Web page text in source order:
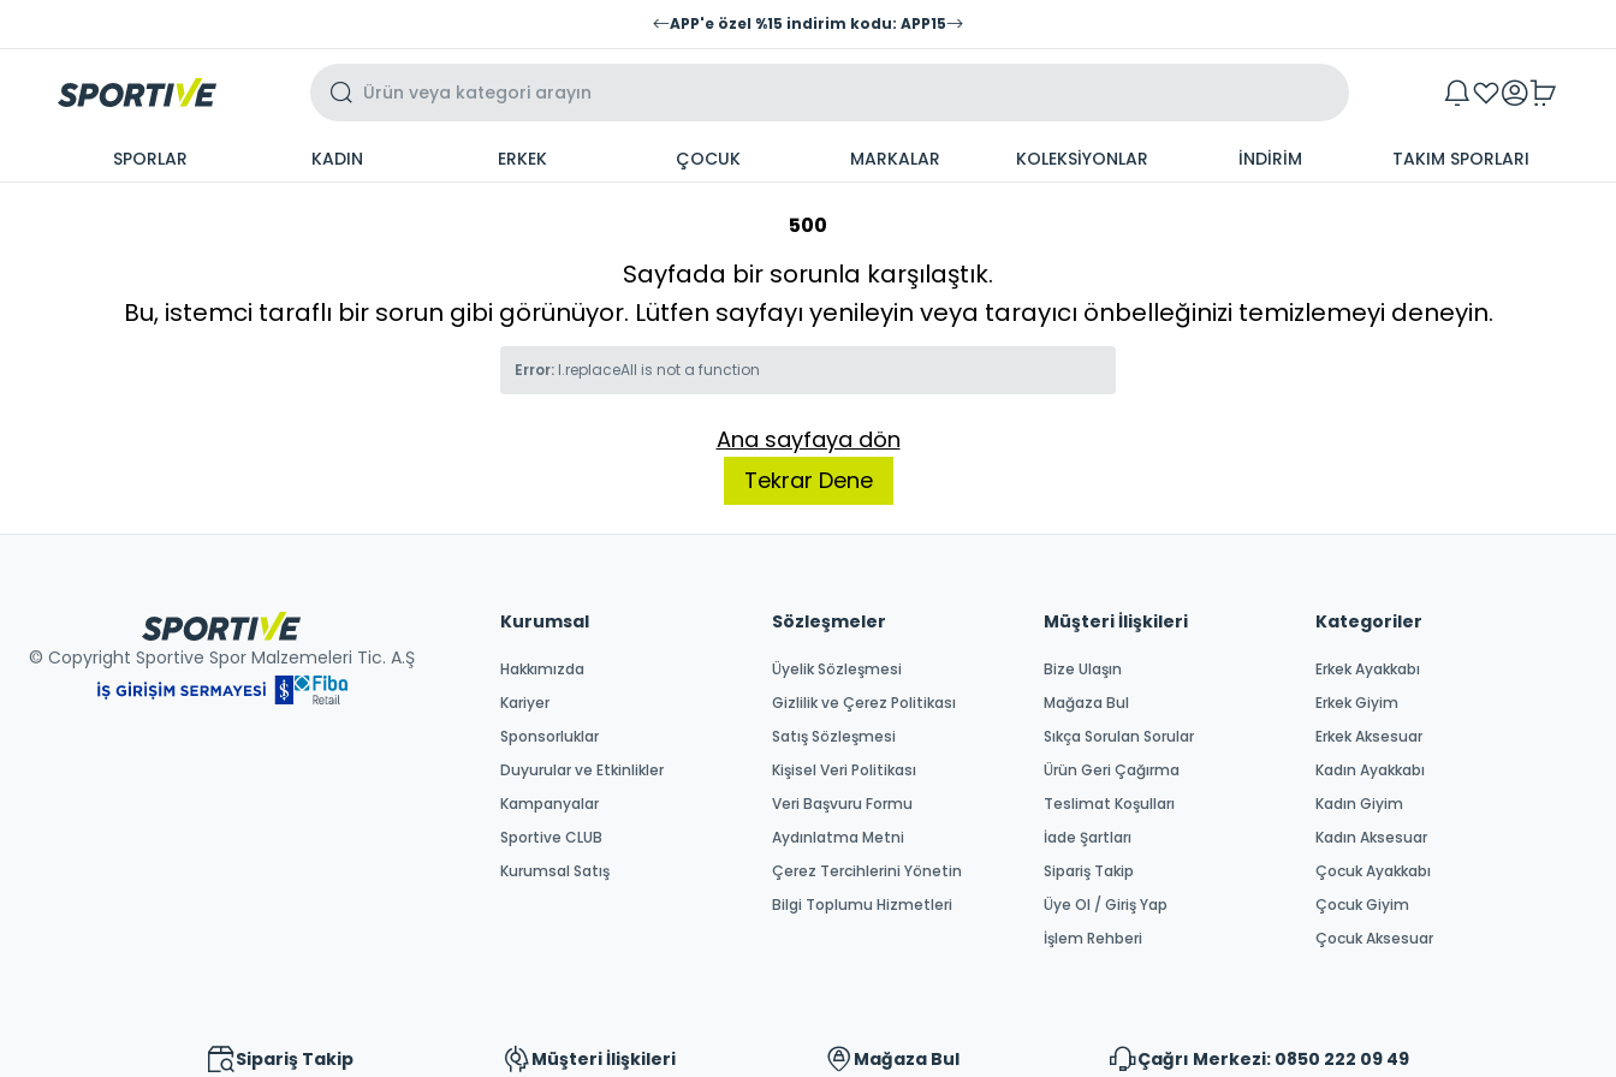
APP'e özel %15 indirim kodu: APP15
SPORLAR KADIN ERKEK ÇOCUK MARKALAR KOLEKSİYONLAR İNDİRİM TAKIM SPORLARI
500
Sayfada bir sorunla karşılaştık.
Bu, istemci taraflı bir sorun gibi görünüyor. Lütfen sayfayı yenileyin veya tarayıcı önbelleğinizi temizlemeyi deneyin.
Error: l.replaceAll is not a function
Ana sayfaya dön
Tekrar Dene
© Copyright Sportive Spor Malzemeleri Tic. A.Ş
Kurumsal
Hakkımızda
Kariyer
Sponsorluklar
Duyurular ve Etkinlikler
Kampanyalar
Sportive CLUB
Kurumsal Satış
Sözleşmeler
Üyelik Sözleşmesi
Gizlilik ve Çerez Politikası
Satış Sözleşmesi
Kişisel Veri Politikası
Veri Başvuru Formu
Aydınlatma Metni
Çerez Tercihlerini Yönetin
Bilgi Toplumu Hizmetleri
Müşteri İlişkileri
Bize Ulaşın
Mağaza Bul
Sıkça Sorulan Sorular
Ürün Geri Çağırma
Teslimat Koşulları
İade Şartları
Sipariş Takip
Üye Ol / Giriş Yap
İşlem Rehberi
Kategoriler
Erkek Ayakkabı
Erkek Giyim
Erkek Aksesuar
Kadın Ayakkabı
Kadın Giyim
Kadın Aksesuar
Çocuk Ayakkabı
Çocuk Giyim
Çocuk Aksesuar
Sipariş Takip Müşteri İlişkileri Mağaza Bul Çağrı Merkezi: 0850 222 09 49